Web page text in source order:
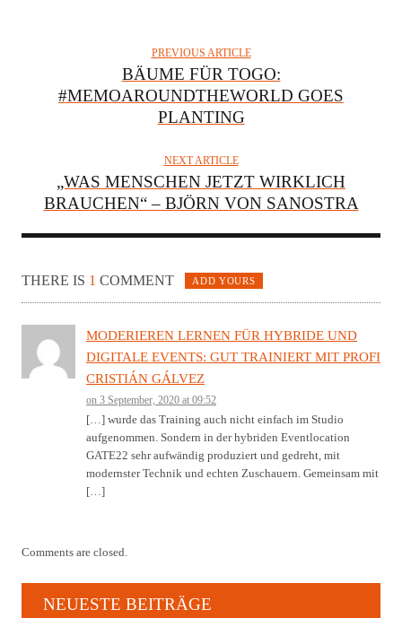
PREVIOUS ARTICLE
BÄUME FÜR TOGO:
#MEMOAROUNDTHEWORLD GOES
PLANTING
NEXT ARTICLE
„WAS MENSCHEN JETZT WIRKLICH
BRAUCHEN“ – BJÖRN VON SANOSTRA
THERE IS 1 COMMENT ADD YOURS
MODERIEREN LERNEN FÜR HYBRIDE UND
DIGITALE EVENTS: GUT TRAINIERT MIT PROFI
CRISTIÁN GÁLVEZ
on 3 September, 2020 at 09:52
[…] wurde das Training auch nicht einfach im Studio
aufgenommen. Sondern in der hybriden Eventlocation
GATE22 sehr aufwändig produziert und gedreht, mit
modernster Technik und echten Zuschauern. Gemeinsam mit
[…]
Comments are closed.
NEUESTE BEITRÄGE